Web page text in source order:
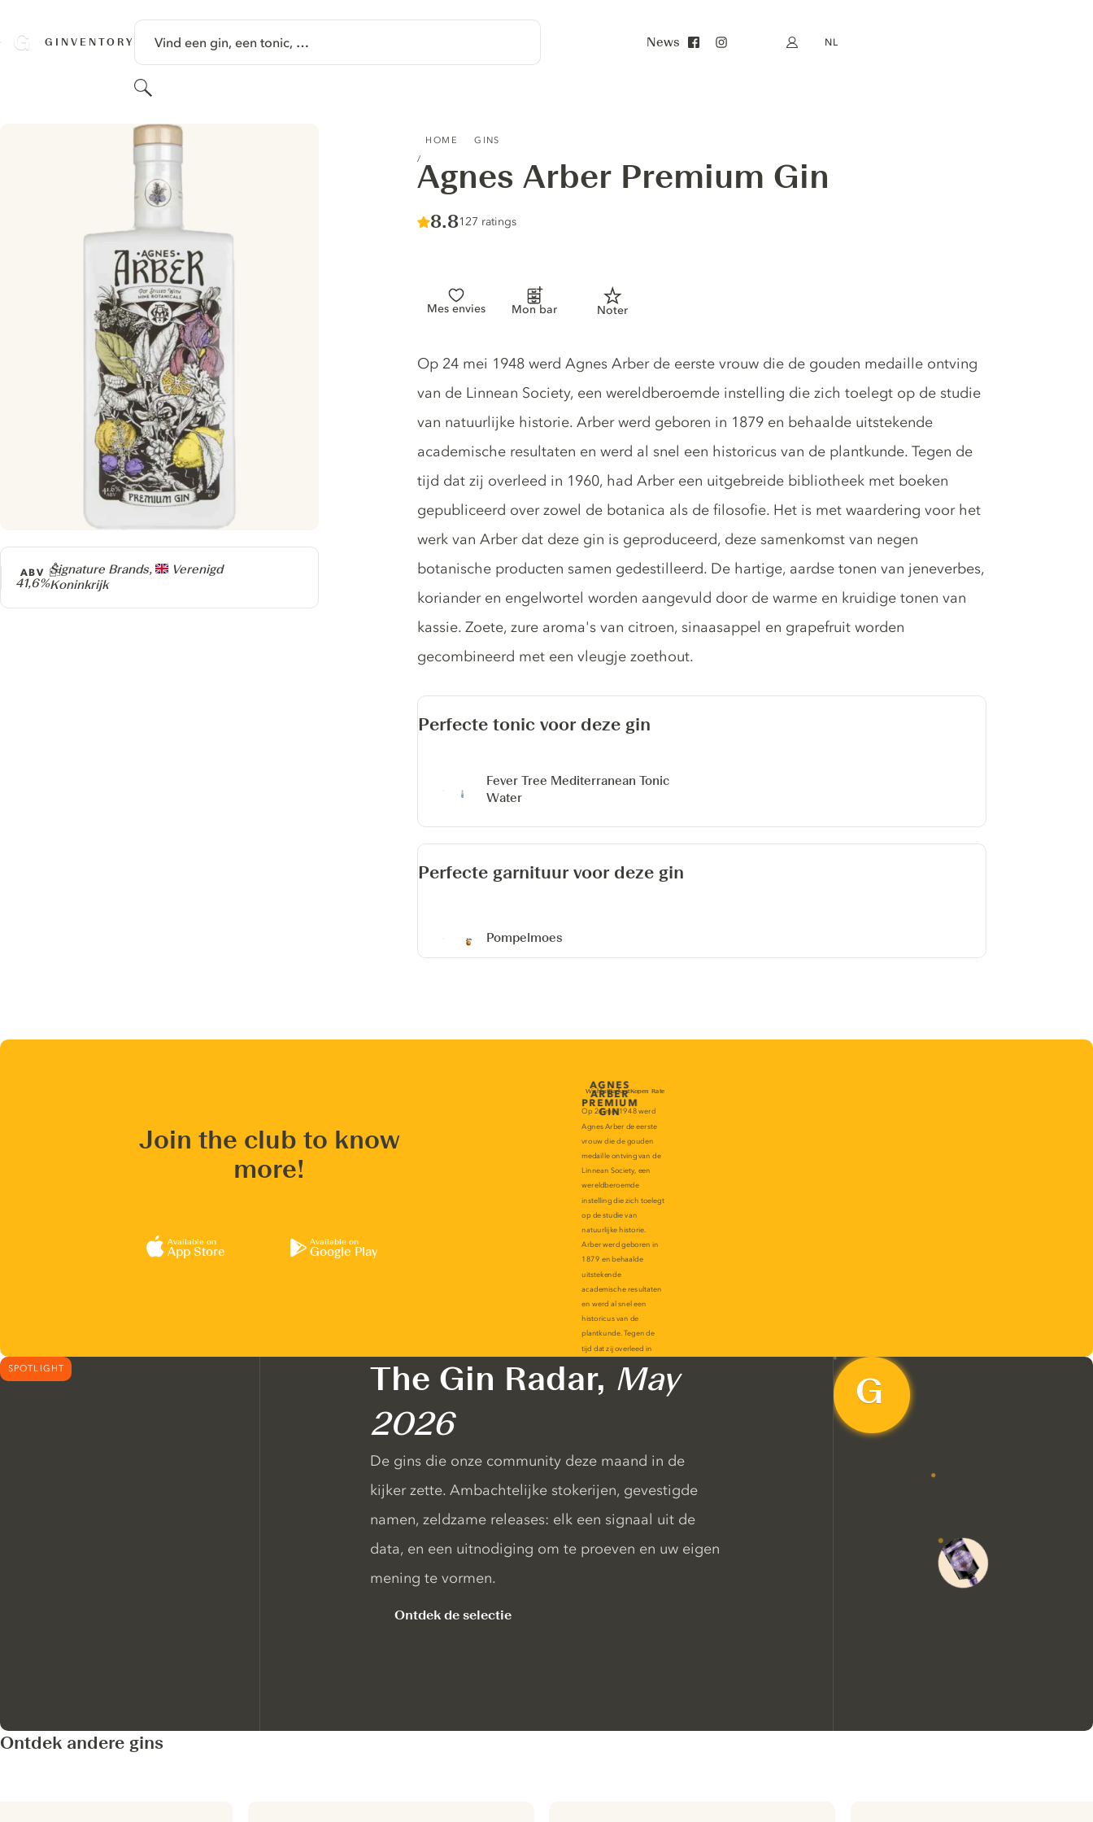
GINVENTORY Vind een gin, een tonic, …
Zoeken
News Mijn account
NL
HOME GINS
Agnes Arber Premium Gin
Score :
8.8/ 10
127 ratings
Mes envies Mon bar Noter
Producer
Signature Brands,
Verenigd
Koninkrijk
ABV
41,6%
Gin description
Op 24 mei 1948 werd Agnes Arber de eerste vrouw die de gouden medaille ontving
van de Linnean Society, een wereldberoemde instelling die zich toelegt op de studie
van natuurlijke historie. Arber werd geboren in 1879 en behaalde uitstekende
academische resultaten en werd al snel een historicus van de plantkunde. Tegen de
tijd dat zij overleed in 1960, had Arber een uitgebreide bibliotheek met boeken
gepubliceerd over zowel de botanica als de filosofie. Het is met waardering voor het
werk van Arber dat deze gin is geproduceerd, deze samenkomst van negen
botanische producten samen gedestilleerd. De hartige, aardse tonen van jeneverbes,
koriander en engelwortel worden aangevuld door de warme en kruidige tonen van
kassie. Zoete, zure aroma's van citroen, sinaasappel en grapefruit worden
gecombineerd met een vleugje zoethout.
Perfecte tonic voor deze gin
Fever Tree Mediterranean Tonic
Water
Perfecte garnituur voor deze gin
Pompelmoes
Join the club to know
more!
Available on
App Store
Available on
Google Play
SPOTLIGHT The Gin Radar, May
2026
De gins die onze community deze maand in de
kijker zette. Ambachtelijke stokerijen, gevestigde
namen, zeldzame releases: elk een signaal uit de
data, en een uitnodiging om te proeven en uw eigen
mening te vormen.
Ontdek de selectie
Ontdek andere gins